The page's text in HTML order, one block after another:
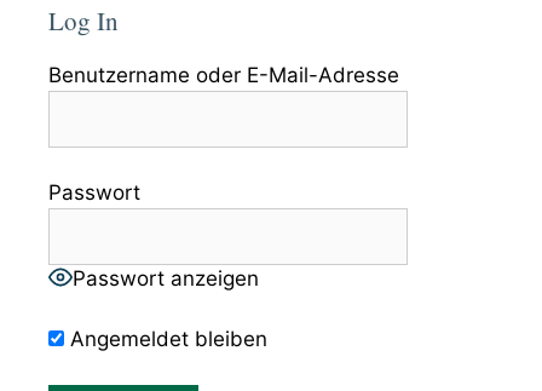
Log In
Benutzername oder E-Mail-Adresse
Passwort
Passwort anzeigen
Angemeldet bleiben